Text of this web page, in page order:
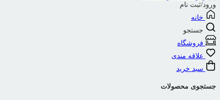
ورود/ثبت نام
خانه
جستجو
فروشگاه
علاقه مندی
سبد خرید
جستجوی محصولات